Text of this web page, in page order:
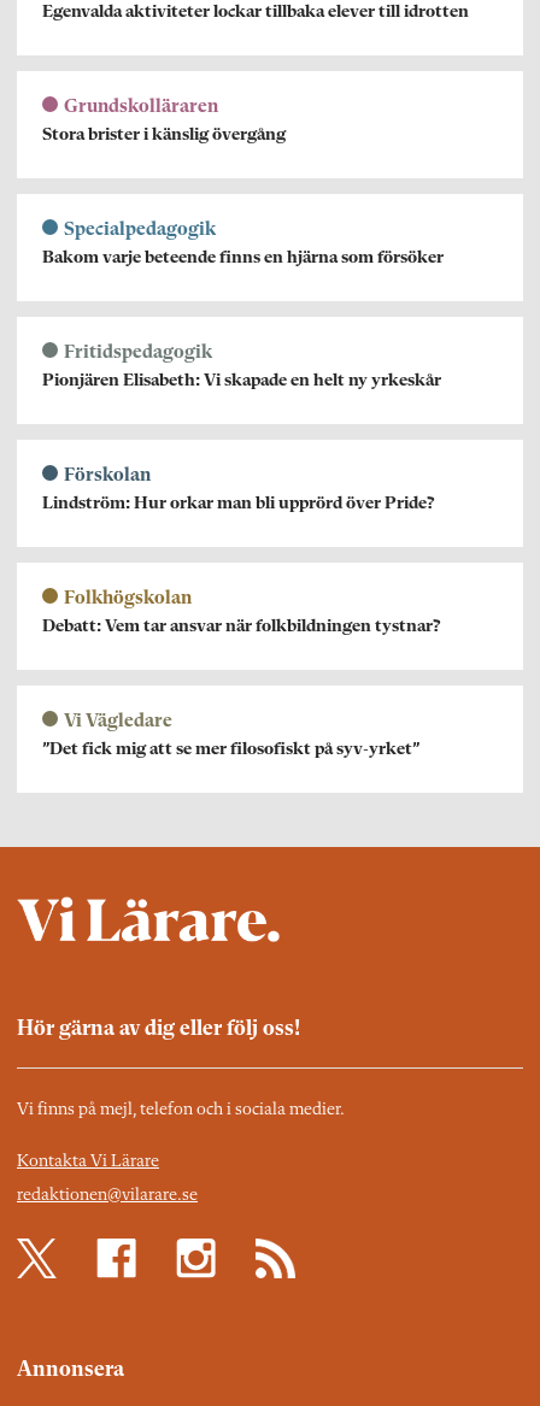
Egenvalda aktiviteter lockar tillbaka elever till idrotten
Grundskolläraren
Stora brister i känslig övergång
Specialpedagogik
Bakom varje beteende finns en hjärna som försöker
Fritidspedagogik
Pionjären Elisabeth: Vi skapade en helt ny yrkeskår
Förskolan
Lindström: Hur orkar man bli upprörd över Pride?
Folkhögskolan
Debatt: Vem tar ansvar när folkbildningen tystnar?
Vi Vägledare
”Det fick mig att se mer filosofiskt på syv-yrket”
Hör gärna av dig eller följ oss!
Vi finns på mejl, telefon och i sociala medier.
Kontakta Vi Lärare
redaktionen@vilarare.se
Annonsera